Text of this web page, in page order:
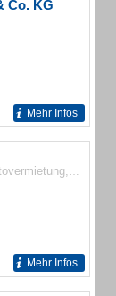
Co. KG
Mehr Infos
Mehr Infos